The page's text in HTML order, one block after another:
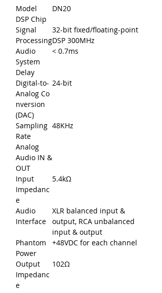
Model
DN20
DSP Chip
Signal
Processing
32-bit fixed/floating-point
DSP 300MHz
Audio
System
Delay
< 0.7ms
Digital-to-
Analog Co
nversion
(DAC)
24-bit
Sampling
Rate
48KHz
Analog
Audio IN &
OUT
Input
Impedanc
e
5.4kΩ
Audio
Interface
XLR balanced input &
output, RCA unbalanced
input & output
Phantom
Power
+48VDC for each channel
Output
Impedanc
e
102Ω